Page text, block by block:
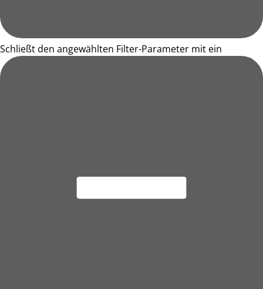
Schließt den angewählten Filter-Parameter mit ein